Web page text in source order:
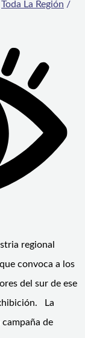
Toda La Región /
regional
convoca a los
del sur de ese
La
de